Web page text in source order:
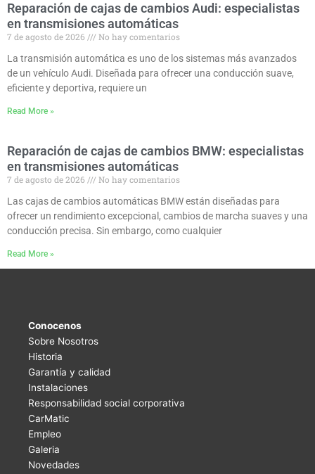
Reparación de cajas de cambios Audi: especialistas
en transmisiones automáticas
7 de agosto de 2026
No hay comentarios
La transmisión automática es uno de los sistemas más avanzados
de un vehículo Audi. Diseñada para ofrecer una conducción suave,
eficiente y deportiva, requiere un
Read More »
Reparación de cajas de cambios BMW: especialistas
en transmisiones automáticas
7 de agosto de 2026
No hay comentarios
Las cajas de cambios automáticas BMW están diseñadas para
ofrecer un rendimiento excepcional, cambios de marcha suaves y una
conducción precisa. Sin embargo, como cualquier
Read More »
Conocenos
Sobre Nosotros
Historia
Garantía y calidad
Instalaciones
Responsabilidad social corporativa
CarMatic
Empleo
Galeria
Novedades